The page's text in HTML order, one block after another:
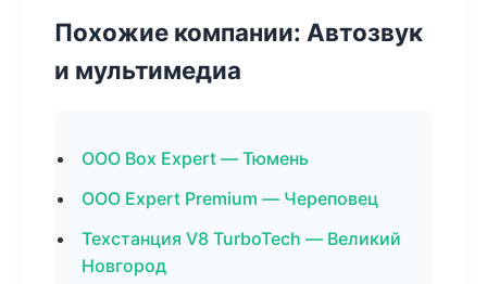
Похожие компании: Автозвук
и мультимедиа
ООО Box Expert — Тюмень
ООО Expert Premium — Череповец
Техстанция V8 TurboTech — Великий
Новгород